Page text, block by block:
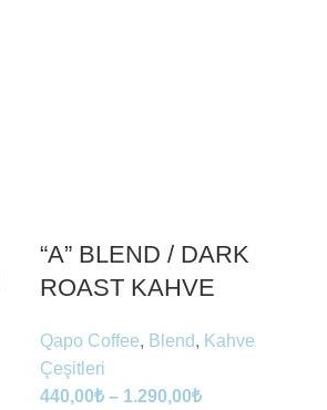
“A” BLEND / DARK
ROAST KAHVE
Qapo Coffee, Blend, Kahve
Çeşitleri
440,00₺ – 1.290,00₺